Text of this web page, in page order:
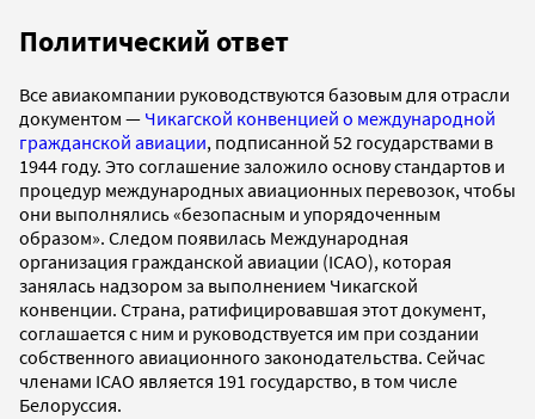
Политический ответ
Все авиакомпании руководствуются базовым для отрасли
документом — Чикагской конвенцией о международной
гражданской авиации, подписанной 52 государствами в
1944 году. Это соглашение заложило основу стандартов и
процедур международных авиационных перевозок, чтобы
они выполнялись «безопасным и упорядоченным
образом». Следом появилась Международная
организация гражданской авиации (ICAO), которая
занялась надзором за выполнением Чикагской
конвенции. Страна, ратифицировавшая этот документ,
соглашается с ним и руководствуется им при создании
собственного авиационного законодательства. Сейчас
членами ICAO является 191 государство, в том числе
Белоруссия.